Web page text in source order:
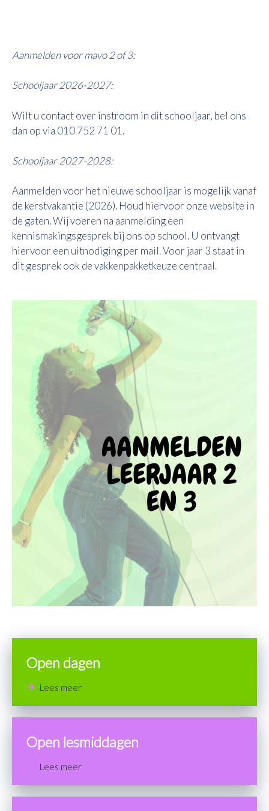
Aanmelden voor mavo 2 of 3:
Schooljaar 2026-2027:
Wilt u contact over instroom in dit schooljaar, bel ons
dan op via 010 752 71 01.
Schooljaar 2027-2028:
Aanmelden voor het nieuwe schooljaar is mogelijk vanaf
de kerstvakantie (2026). Houd hiervoor onze website in
de gaten. Wij voeren na aanmelding een
kennismakingsgesprek bij ons op school. U ontvangt
hiervoor een uitnodiging per mail. Voor jaar 3 staat in
dit gesprek ook de vakkenpakketkeuze centraal.
Open dagen
Lees meer
Open lesmiddagen
Lees meer